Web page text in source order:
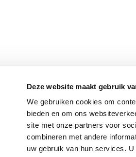
Deze website maakt gebruik
We gebruiken cookies om
bieden en om ons
site met onze partners voor
combineren met andere
uw gebruik van hun services.